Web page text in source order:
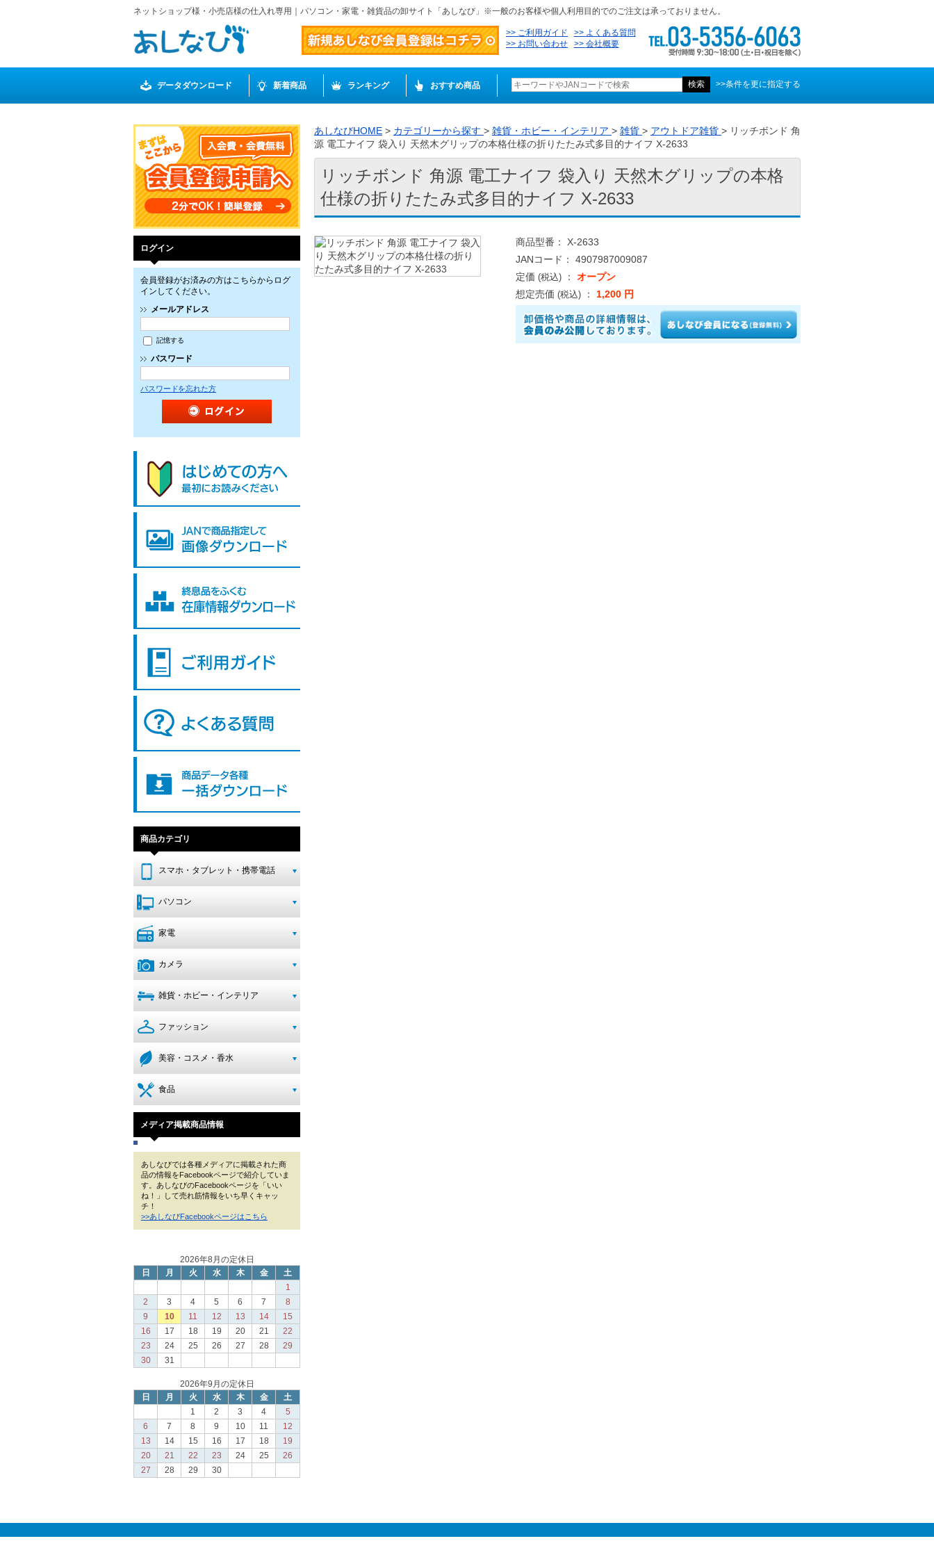
ネットショップ様・小売店様の仕入れ専用｜パソコン・家電・雑貨品の卸サイト「あしなび」※一般のお客様や個人利用目的でのご注文は承っておりません。
ご利用ガイド
よくある質問
お問い合わせ
会社概要
データダウンロード 新着商品 ランキング おすすめ商品 >>条件を更に指定する
ログイン
会員登録がお済みの方はこちらからログ
インしてください。
メールアドレス
記憶する
パスワード
パスワードを忘れた方
商品カテゴリ
スマホ・タブレット・携帯電話
パソコン
家電
カメラ
雑貨・ホビー・インテリア
ファッション
美容・コスメ・香水
食品
メディア掲載商品情報
あしなびでは各種メディアに掲載された商
品の情報をFacebookページで紹介していま
す。あしなびのFacebookページを「いい
ね！」して売れ筋情報をいち早くキャッ
チ！
>>あしなびFacebookページはこちら
2026年8月の定休日
日
月 火 水 木 金
土
1
2
3 4 5 6 7
8
9
10 11 12 13 14
15
16
17 18 19 20 21
22
23
24 25 26 27 28
29
30
31
2026年9月の定休日
日
月 火 水 木 金
土
1
2 3 4
5
6
7 8 9 10 11
12
13
14 15 16 17 18
19
20
21 22 23 24 25
26
27
28 29 30
あしなびHOME > カテゴリーから探す > 雑貨・ホビー・インテリア > 雑貨 > アウトドア雑貨 > リッチボンド 角
源 電工ナイフ 袋入り 天然木グリップの本格仕様の折りたたみ式多目的ナイフ X-2633
リッチボンド 角源 電工ナイフ 袋入り 天然木グリップの本格
仕様の折りたたみ式多目的ナイフ X-2633
商品型番： X-2633
JANコード： 4907987009087
定価 (税込) ： オープン
想定売価 (税込) ： 1,200 円